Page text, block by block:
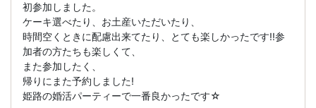
初参加しました。
ケーキ選べたり、お土産いただいたり、
時間空くときに配慮出来てたり、とても楽しかったです!!参
加者の方たちも楽しくて、
また参加したく、
帰りにまた予約しました!
姫路の婚活パーティーで一番良かったです☆